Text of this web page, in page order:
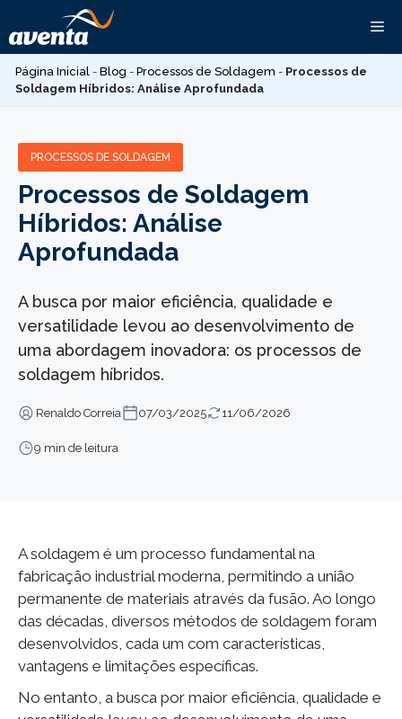
para
o
conteúdo
Página Inicial - Blog - Processos de Soldagem - Processos de
Soldagem Híbridos: Análise Aprofundada
PROCESSOS DE SOLDAGEM
Processos de Soldagem
Híbridos: Análise
Aprofundada
A busca por maior eficiência, qualidade e
versatilidade levou ao desenvolvimento de
uma abordagem inovadora: os processos de
soldagem híbridos.
Renaldo Correia 07/03/2025 11/06/2026
9 min de leitura
A soldagem é um processo fundamental na
fabricação industrial moderna, permitindo a união
permanente de materiais através da fusão. Ao longo
das décadas, diversos métodos de soldagem foram
desenvolvidos, cada um com características,
vantagens e limitações específicas.
No entanto, a busca por maior eficiência, qualidade e